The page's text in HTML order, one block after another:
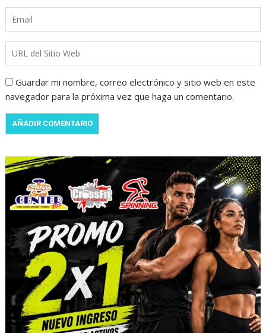
Guardar mi nombre, correo electrónico y sitio web en este
navegador para la próxima vez que haga un comentario.